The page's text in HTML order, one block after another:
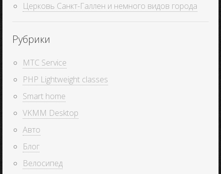
Церковь Санкт-Галлен и немного видов города
Рубрики
MTC Service
PHP Lightweight classes
Smart home
VKMM Desktop
Авто
Блог
Велосипед